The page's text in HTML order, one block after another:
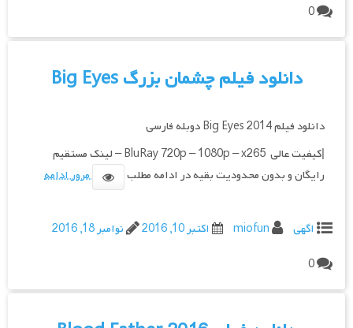
0
دانلود فیلم چشمان بزرگ Big Eyes
دانلود فیلم Big Eyes 2014 دوبله فارسی
|کیفیت عالی BluRay 720p – 1080p – x265 – لینک مستقیم
رایگان و بدون محدودیت بقیه در ادامه مطلب
مرور ادامه
اگهی miofun اکتبر 10, 2016
نوامبر 18, 2016
0